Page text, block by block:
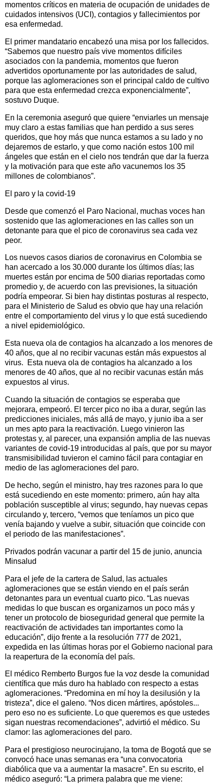
momentos críticos en materia de ocupación de unidades de
cuidados intensivos (UCI), contagios y fallecimientos por
esa enfermedad.
El primer mandatario encabezó una misa por los fallecidos.
“Sabemos que nuestro país vive momentos difíciles
asociados con la pandemia, momentos que fueron
advertidos oportunamente por las autoridades de salud,
porque las aglomeraciones son el principal caldo de cultivo
para que esta enfermedad crezca exponencialmente”,
sostuvo Duque.
En la ceremonia aseguró que quiere “enviarles un mensaje
muy claro a estas familias que han perdido a sus seres
queridos, que hoy más que nunca estamos a su lado y no
dejaremos de estarlo, y que como nación estos 100 mil
ángeles que están en el cielo nos tendrán que dar la fuerza
y la motivación para que este año vacunemos los 35
millones de colombianos”.
El paro y la covid-19
Desde que comenzó el Paro Nacional, muchas voces han
sostenido que las aglomeraciones en las calles son un
detonante para que el pico de coronavirus sea cada vez
peor.
Los nuevos casos diarios de coronavirus en Colombia se
han acercado a los 30.000 durante los últimos días; las
muertes están por encima de 500 diarias reportadas como
promedio y, de acuerdo con las previsiones, la situación
podría empeorar. Si bien hay distintas posturas al respecto,
para el Ministerio de Salud es obvio que hay una relación
entre el comportamiento del virus y lo que está sucediendo
a nivel epidemiológico.
Esta nueva ola de contagios ha alcanzado a los menores de
40 años, que al no recibir vacunas están más expuestos al
virus. Esta nueva ola de contagios ha alcanzado a los
menores de 40 años, que al no recibir vacunas están más
expuestos al virus.
Cuando la situación de contagios se esperaba que
mejorara, empeoró. El tercer pico no iba a durar, según las
predicciones iniciales, más allá de mayo, y junio iba a ser
un mes apto para la reactivación. Luego vinieron las
protestas y, al parecer, una expansión amplia de las nuevas
variantes de covid-19 introducidas al país, que por su mayor
transmisibilidad tuvieron el camino fácil para contagiar en
medio de las aglomeraciones del paro.
De hecho, según el ministro, hay tres razones para lo que
está sucediendo en este momento: primero, aún hay alta
población susceptible al virus; segundo, hay nuevas cepas
circulando y, tercero, “vemos que teníamos un pico que
venía bajando y vuelve a subir, situación que coincide con
el periodo de las manifestaciones”.
Privados podrán vacunar a partir del 15 de junio, anuncia
Minsalud
Para el jefe de la cartera de Salud, las actuales
aglomeraciones que se están viendo en el país serán
detonantes para un eventual cuarto pico. “Las nuevas
medidas lo que buscan es organizarnos un poco más y
tener un protocolo de bioseguridad general que permite la
reactivación de actividades tan importantes como la
educación”, dijo frente a la resolución 777 de 2021,
expedida en las últimas horas por el Gobierno nacional para
la reapertura de la economía del país.
El médico Remberto Burgos fue la voz desde la comunidad
científica que más duro ha hablado con respecto a estas
aglomeraciones. “Predomina en mí hoy la desilusión y la
tristeza”, dice el galeno. “Nos dicen mártires, apóstoles...
pero eso no es suficiente. Lo que queremos es que ustedes
sigan nuestras recomendaciones”, advirtió el médico. Su
clamor: las aglomeraciones del paro.
Para el prestigioso neurocirujano, la toma de Bogotá que se
convocó hace unas semanas era “una convocatoria
diabólica que va a aumentar la masacre”. En su escrito, el
médico aseguró: “La primera palabra que me viene: